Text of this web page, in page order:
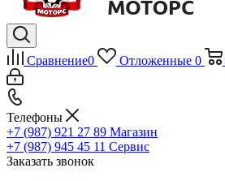
Сравнение0 Отложенные 0
Телефоны
+7 (987) 921 27 89 Магазин
+7 (987) 945 45 11 Сервис
Заказать звонок